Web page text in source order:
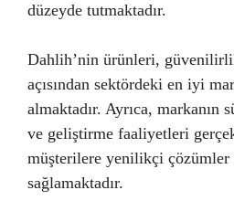
düzeyde tutmaktadır.
Dahlih’nin ürünleri,
açısından sektördeki en iyi
almaktadır. Ayrıca, markanın
ve geliştirme faaliyetleri
müşterilere yenilikçi çözümler
sağlamaktadır.